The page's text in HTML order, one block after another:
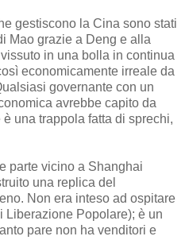
gestiscono la Cina sono stati
Mao grazie a Deng e alla
in una bolla in continua
economicamente irreale da
governante con un
avrebbe capito da
una trappola fatta di sprechi,
parte vicino a Shanghai
una replica del
Non era inteso ad ospitare
Liberazione Popolare); è un
pare non ha venditori e